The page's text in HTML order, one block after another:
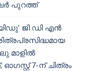
പുറത്ത്
ജി ഡി എൻ
മാളിൽ
7-ന് ചിത്രം